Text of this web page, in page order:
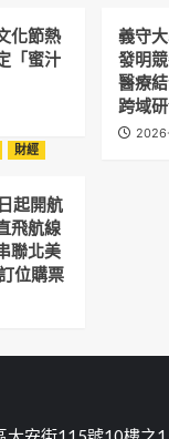
化節熱
「蜜汁
義守
發明
醫療
跨域
財經
起開航
飛航線
聯北美
位購票